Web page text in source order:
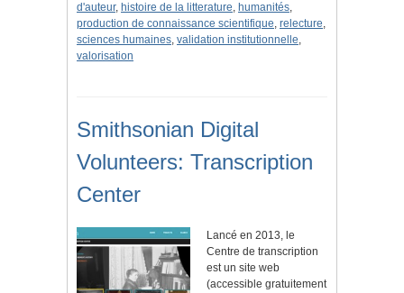
d'auteur, histoire de la litterature, humanités,
production de connaissance scientifique, relecture,
sciences humaines, validation institutionnelle,
valorisation
Smithsonian Digital
Volunteers: Transcription
Center
Lancé en 2013, le
Centre de transcription
est un site web
(accessible gratuitement